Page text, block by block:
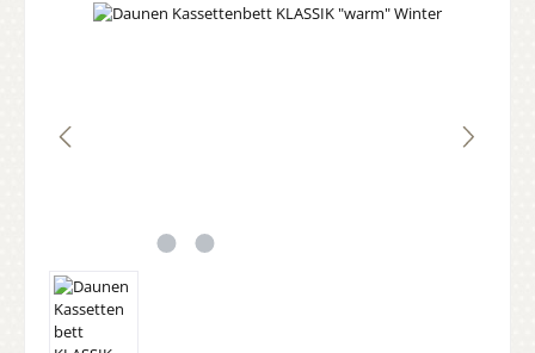
Bildergalerie überspringen